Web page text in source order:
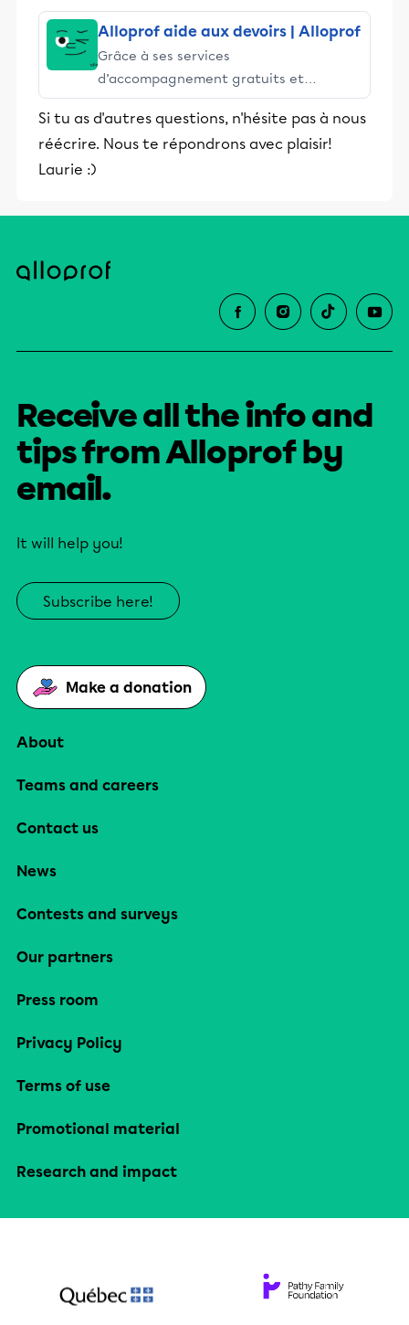
Alloprof aide aux devoirs | Alloprof
Grâce à ses services
d’accompagnement gratuits et
stimulants, Alloprof engage les élèves
et leurs parents dans la réussite
éducative.
Si tu as d'autres questions, n'hésite pas à nous
réécrire. Nous te répondrons avec plaisir!
Laurie :)
Receive all the info and
tips from Alloprof by
email.
It will help you!
Subscribe here!
Make a donation
About
Teams and careers
Contact us
News
Contests and surveys
Our partners
Press room
Privacy Policy
Terms of use
Promotional material
Research and impact